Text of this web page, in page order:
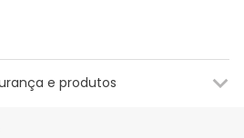
e produtos
visual